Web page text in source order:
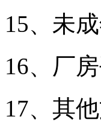
15、未
16、厂
17、其